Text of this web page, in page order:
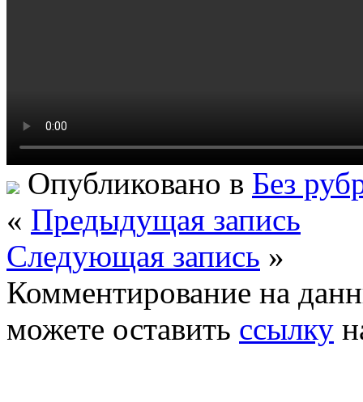
Опубликовано в Без
« Предыдущая запись
Следующая запись »
Комментирование на
можете оставить ссылку